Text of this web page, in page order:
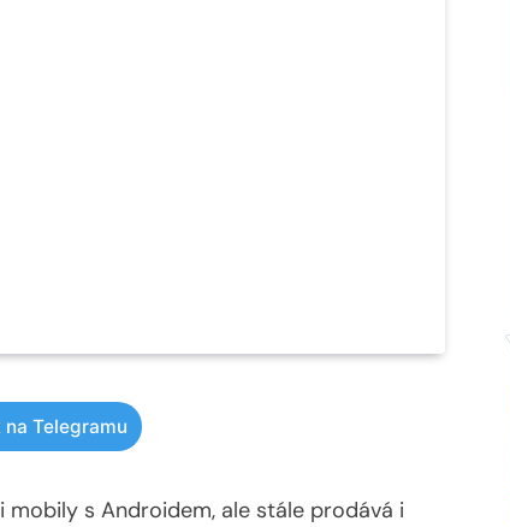
Telegramu
s Androidem, ale stále prodává i